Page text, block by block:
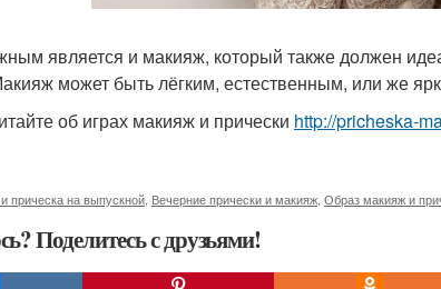
является и макияж, который также должен
может быть лёгким, естественным, или же
об играх макияж и прически http://pricheska-
прическа на выпускной Вечерние прически и макияж Образ макияж и
Поделитесь с друзьями!